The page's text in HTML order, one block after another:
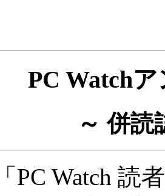
PC Watch
～ 併読
Watch 読